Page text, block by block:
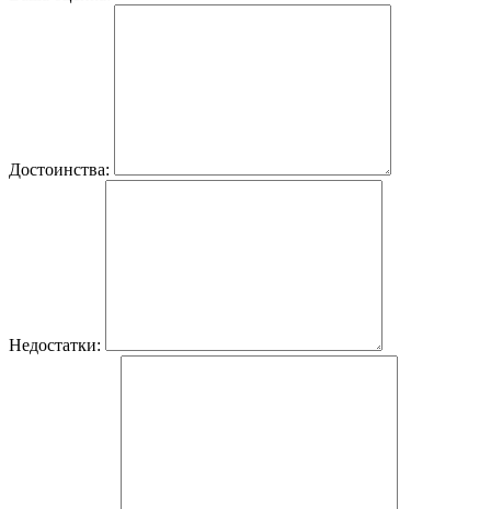
Достоинства:
Недостатки: